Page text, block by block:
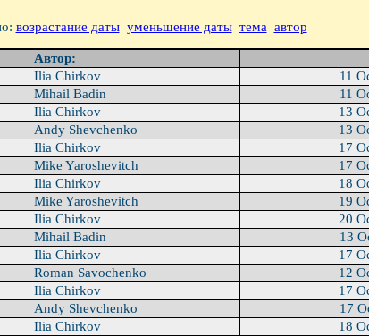
возрастание даты уменьшение даты тема автор
Автор:
Ilia Chirkov
11
Mihail Badin
11
Ilia Chirkov
13
Andy Shevchenko
13
Ilia Chirkov
17
Mike Yaroshevitch
17
Ilia Chirkov
18
Mike Yaroshevitch
19
Ilia Chirkov
20
Mihail Badin
13
Ilia Chirkov
17
Roman Savochenko
12
Ilia Chirkov
17
Andy Shevchenko
17
Ilia Chirkov
18